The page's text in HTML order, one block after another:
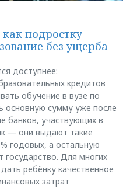
подростку
без ущерба
доступнее:
кредитов
обучение в вузе по
основную сумму уже после
банков, участвующих в
— они выдают такие
годовых, а остальную
государство. Для многих
ребёнку качественное
затрат